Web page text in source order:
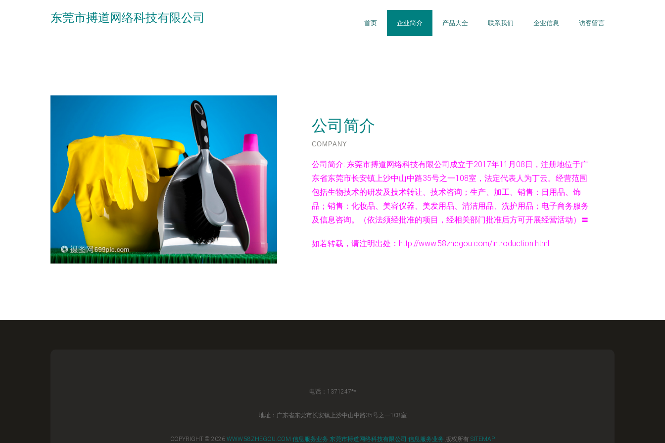
东莞市搏道网络科技有限公司 首页 企业简介 产品大全 联系我们 企业信息 访客留言
公司简介
COMPANY
公司简介: 东莞市搏道网络科技有限公司成立于2017年11月08日，注册地位于广
东省东莞市长安镇上沙中山中路35号之一108室，法定代表人为丁云。经营范围
包括生物技术的研发及技术转让、技术咨询；生产、加工、销售：日用品、饰
品；销售：化妆品、美容仪器、美发用品、清洁用品、洗护用品；电子商务服务
及信息咨询。（依法须经批准的项目，经相关部门批准后方可开展经营活动）〓
如若转载，请注明出处：http://www.58zhegou.com/introduction.html
电话：1371247**
地址：广东省东莞市长安镇上沙中山中路35号之一108室
COPYRIGHT © 2026 WWW.58ZHEGOU.COM 信息服务业务 东莞市搏道网络科技有限公司 信息服务业务 版权所有 SITEMAP